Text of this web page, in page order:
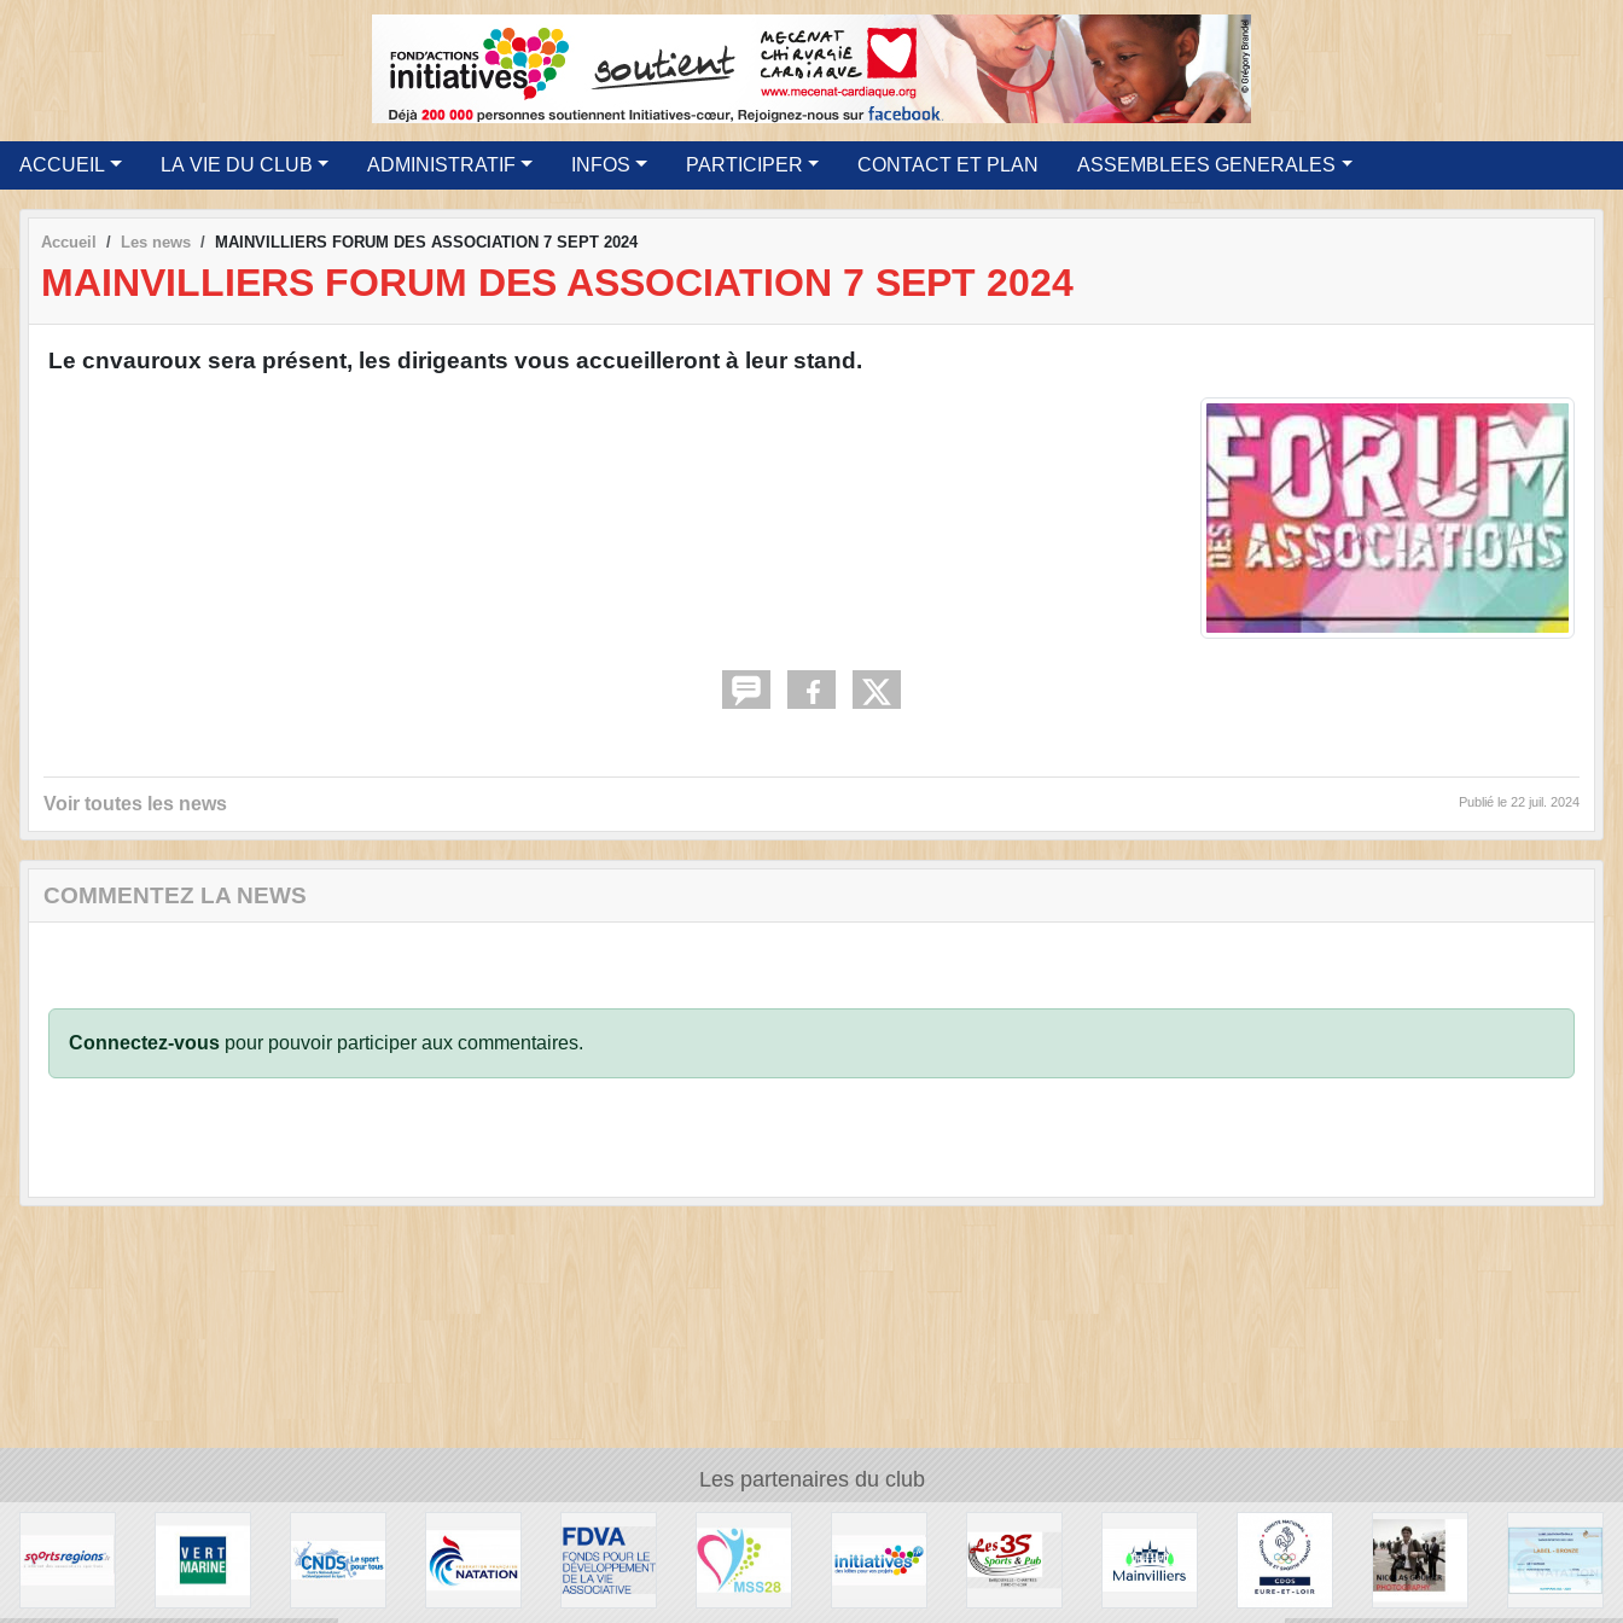
ACCUEIL LA VIE DU CLUB ADMINISTRATIF INFOS PARTICIPER CONTACT ET PLAN ASSEMBLEES GENERALES
Accueil Les news MAINVILLIERS FORUM DES ASSOCIATION 7 SEPT 2024
MAINVILLIERS FORUM DES ASSOCIATION 7 SEPT 2024
Le cnvauroux sera présent, les dirigeants vous accueilleront à leur stand.
Voir toutes les news Publié le 22 juil. 2024
COMMENTEZ LA NEWS
Connectez-vous pour pouvoir participer aux commentaires.
Les partenaires du club